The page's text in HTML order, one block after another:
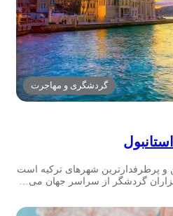
گردشگری و مهاجرت
و پرطرفدارترین شهرهای ترکیه است
گردشگر از سراسر جهان می…